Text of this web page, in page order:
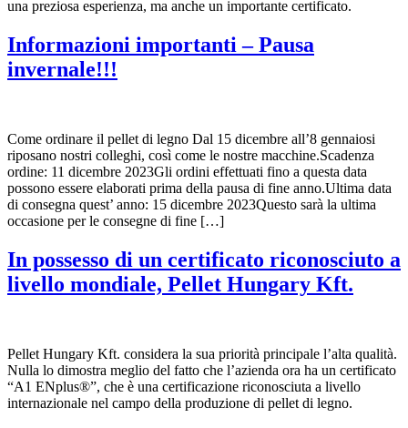
una preziosa esperienza, ma anche un importante certificato.
Informazioni importanti – Pausa
invernale!!!
Come ordinare il pellet di legno Dal 15 dicembre all’8 gennaiosi
riposano nostri colleghi, così come le nostre macchine.Scadenza
ordine: 11 dicembre 2023Gli ordini effettuati fino a questa data
possono essere elaborati prima della pausa di fine anno.Ultima data
di consegna quest’ anno: 15 dicembre 2023Questo sarà la ultima
occasione per le consegne di fine […]
In possesso di un certificato riconosciuto a
livello mondiale, Pellet Hungary Kft.
Pellet Hungary Kft. considera la sua priorità principale l’alta qualità.
Nulla lo dimostra meglio del fatto che l’azienda ora ha un certificato
“A1 ENplus®”, che è una certificazione riconosciuta a livello
internazionale nel campo della produzione di pellet di legno.